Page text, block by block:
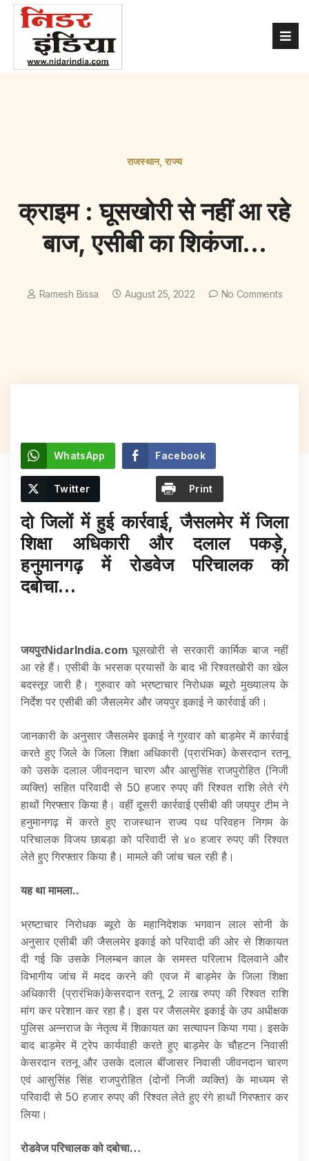
राजस्थान,राज्य
क्राइम : घूसखोरी से नहीं आ रहे
बाज, एसीबी का शिकंजा…
Ramesh Bissa August 25, 2022 No Comments
WhatsApp Facebook
Twitter Print
दो जिलों में हुई कार्रवाई, जैसलमेर में जिला
शिक्षा अधिकारी और दलाल पकड़े,
हनुमानगढ़ में रोडवेज परिचालक को
दबोचा…
जयपुरNidarIndia.com घूसखोरी से सरकारी कार्मिक बाज नहीं
आ रहे हैं। एसीबी के भरसक प्रयासों के बाद भी रिश्वतखोरी का खेल
बदस्तूर जारी है। गुरुवार को भ्रष्टाचार निरोधक ब्यूरो मुख्यालय के
निर्देश पर एसीबी की जैसलमेर और जयपुर इकाई ने कार्रवाई की।
जानकारी के अनुसार जैसलमेर इकाई ने गुरवार को बाड़मेर में कार्रवाई
करते हुए जिले के जिला शिक्षा अधिकारी (प्रारंभिक) केसरदान रतनू
को उसके दलाल जीवनदान चारण और आसुसिंह राजपुरोहित (निजी
व्यक्ति) सहित परिवादी से 50 हजार रुपए की रिश्वत राशि लेते रंगे
हाथों गिरफ्तार किया है। वहीं दूसरी कार्रवाई एसीबी की जयपुर टीम ने
हनुमानगढ़ में करते हुए राजस्थान राज्य पथ परिवहन निगम के
परिचालक विजय छाबड़ा को परिवादी से ४० हजार रुपए की रिश्वत
लेते हुए गिरफ्तार किया है। मामले की जांच चल रही है।
यह था मामला..
भ्रष्टाचार निरोधक ब्यूरो के महानिदेशक भगवान लाल सोनी के
अनुसार एसीबी की जैसलमेर इकाई को परिवादी की ओर से शिकायत
दी गई कि उसके निलम्बन काल के समस्त परिलाभ दिलवाने और
विभागीय जांच में मदद करने की एवज में बाड़मेर के जिला शिक्षा
अधिकारी (प्रारंभिक)केसरदान रतनू 2 लाख रुपए की रिश्वत राशि
मांग कर परेशान कर रहा है। इस पर जैसलमेर इकाई के उप अधीक्षक
पुलिस अन्नराज के नेतृत्व में शिकायत का सत्यापन किया गया। इसके
बाद बाड़मेर में ट्रेप कार्यवाही करते हुए बाड़मेर के चौहटन निवासी
केसरदान रतनू और उसके दलाल बींजासर निवासी जीवनदान चारण
एवं आसुसिंह सिंह राजपुरोहित (दोनों निजी व्यक्ति) के माध्यम से
परिवादी से 50 हजार रुपए की रिश्वत लेते हुए रंगे हाथों गिरफ्तार कर
लिया।
रोडवेज परिचालक को दबोचा…